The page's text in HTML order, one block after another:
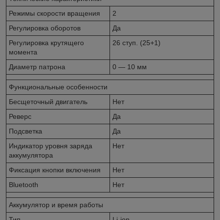
Режимы скорости вращения
2
Регулировка оборотов
Да
Регулировка крутящего
момента
26 ступ. (25+1)
Диаметр патрона 0 — 10 мм
Функциональные особенности
Бесщеточный двигатель
Нет
Реверс
Да
Подсветка
Да
Индикатор уровня заряда
аккумулятора
Нет
Фиксация кнопки включения
Нет
Bluetooth
Нет
Аккумулятор и время работы